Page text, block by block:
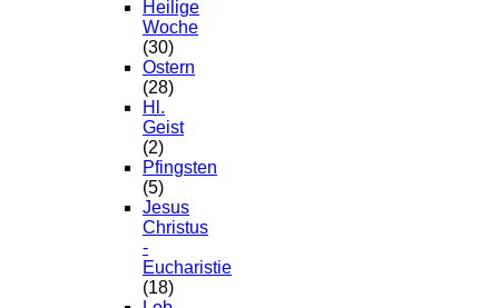
Heilige
Woche
(30)
Ostern
(28)
Hl.
Geist
(2)
Pfingsten
(5)
Jesus
Christus
-
Eucharistie
(18)